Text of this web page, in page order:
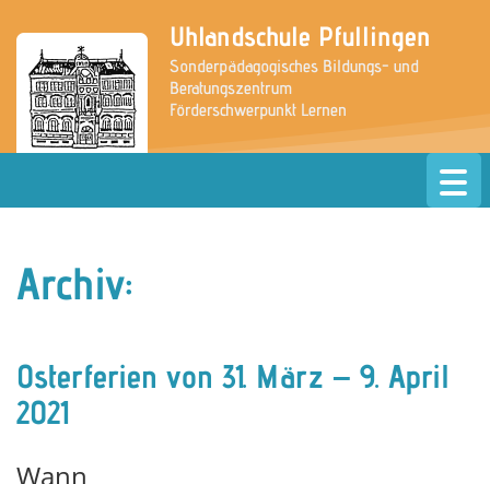
Uhlandschule Pfullingen
Sonderpädagogisches Bildungs- und
Beratungszentrum
Förderschwerpunkt Lernen
Archiv:
Osterferien von 31. März – 9. April
2021
Wann